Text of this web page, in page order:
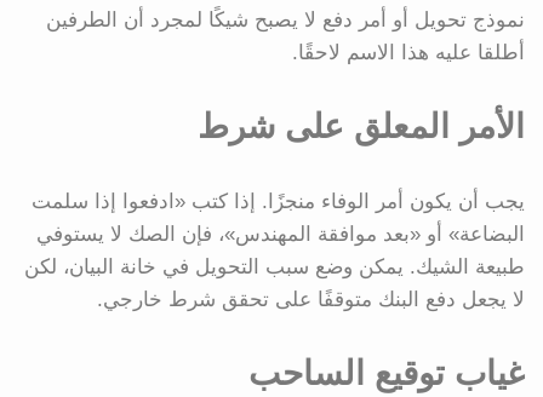
نموذج تحويل أو أمر دفع لا يصبح شيكًا لمجرد أن الطرفين
أطلقا عليه هذا الاسم لاحقًا.
الأمر المعلق على شرط
يجب أن يكون أمر الوفاء منجزًا. إذا كتب «ادفعوا إذا سلمت
البضاعة» أو «بعد موافقة المهندس»، فإن الصك لا يستوفي
طبيعة الشيك. يمكن وضع سبب التحويل في خانة البيان، لكن
لا يجعل دفع البنك متوقفًا على تحقق شرط خارجي.
غياب توقيع الساحب